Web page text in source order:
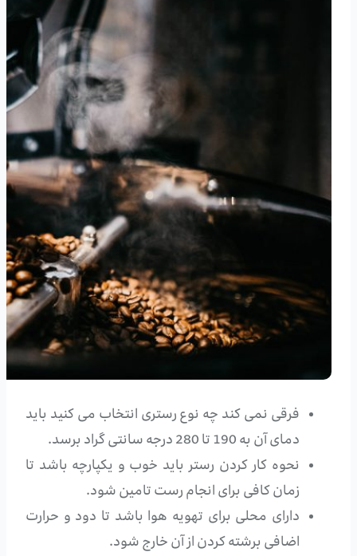
فرقی نمی کند چه نوع رستری انتخاب می کنید باید
دمای آن به 190 تا 280 درجه سانتی گراد برسد.
نحوه کار کردن رستر باید خوب و یکپارچه باشد تا
زمان کافی برای انجام رست تامین شود.
دارای محلی برای تهویه هوا باشد تا دود و حرارت
اضافی برشته کردن از آن خارج شود.